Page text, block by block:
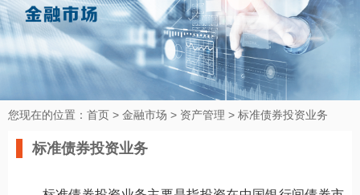
您现在的位置： 首页 > 金融市场 > 资产管理 > 标准债券投资业务
标准债券投资业务